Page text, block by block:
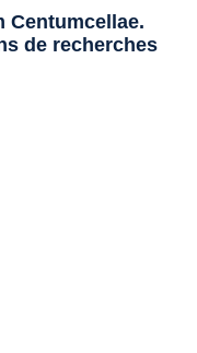
Centumcellae.
de recherches